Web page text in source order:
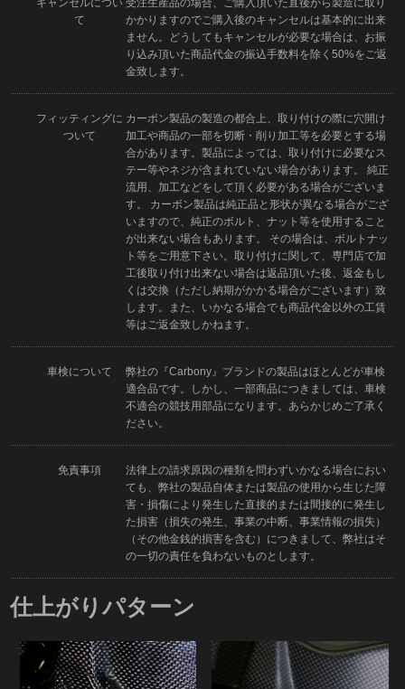
て
かかりますのでご購入後のキャンセルは基本的に出来
ません。どうしてもキャンセルが必要な場合は、お振
り込み頂いた商品代金の振込手数料を除く50%をご返
金致します。
フィッティングに
ついて
カーボン製品の製造の都合上、取り付けの際に穴開け
加工や商品の一部を切断・削り加工等を必要とする場
合があります。製品によっては、取り付けに必要なス
テー等やネジが含まれていない場合があります。 純正
流用、加工などをして頂く必要がある場合がございま
す。 カーボン製品は純正品と形状が異なる場合がござ
いますので、純正のボルト、ナット等を使用すること
が出来ない場合もあります。 その場合は、ボルトナッ
ト等をご用意下さい。取り付けに関して、専門店で加
工後取り付け出来ない場合は返品頂いた後、返金もし
くは交換（ただし納期がかかる場合がございます）致
します。また、いかなる場合でも商品代金以外の工賃
等はご返金致しかねます。
車検について
弊社の『Carbony』ブランドの製品はほとんどが車検
適合品です。しかし、一部商品につきましては、車検
不適合の競技用部品になります。あらかじめご了承く
ださい。
免責事項
法律上の請求原因の種類を問わずいかなる場合におい
ても、弊社の製品自体または製品の使用から生じた障
害・損傷により発生した直接的または間接的に発生し
た損害（損失の発生、事業の中断、事業情報の損失）
（その他金銭的損害を含む）につきまして、弊社はそ
の一切の責任を負わないものとします。
仕上がりパターン